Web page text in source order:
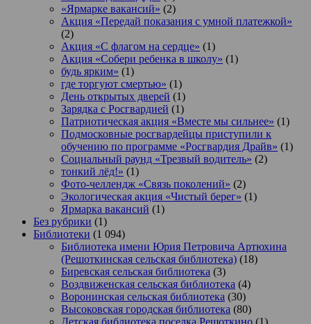
«Ярмарке вакансий» (2)
Акция «Передай показания с умной платежкой»
(2)
Акция «С флагом на сердце» (1)
Акция «Собери ребенка в школу» (1)
будь ярким» (1)
где торгуют смертью» (1)
День открытых дверей (1)
Зарядка с Росгвардией (1)
Патриотическая акция «Вместе мы сильнее» (1)
Подмосковные росгвардейцы приступили к
обучению по программе «Росгвардия Драйв» (1)
Социальный раунд «Трезвый водитель» (2)
тонкий лёд!» (1)
Фото-челлендж «Связь поколений» (2)
Экологическая акция «Чистый берег» (1)
Ярмарка вакансий (1)
Без рубрики (1)
Библиотеки (1 094)
Библиотека имени Юрия Петровича Артюхина
(Решоткинская сельская библиотека) (18)
Биревская сельская библиотека (3)
Воздвиженская сельская библиотека (4)
Воронинская сельская библиотека (30)
Высоковская городская библиотека (80)
Детская библиотека поселка Решоткино (1)